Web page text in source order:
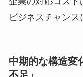
ビジネスチャンス
中期的な構造変
不足」